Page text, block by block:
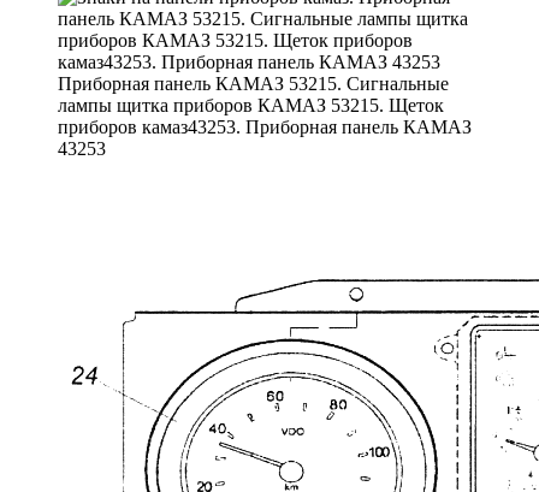
Приборная панель КАМАЗ 53215. Сигнальные
лампы щитка приборов КАМАЗ 53215. Щеток
приборов камаз43253. Приборная панель КАМАЗ
43253